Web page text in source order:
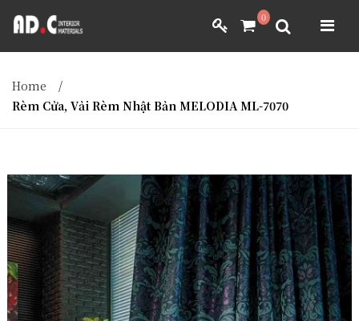
0
DÀNH CHO ĐẠI LÝ
YÊU CẦU BÁO GIÁ
ADC INTERIOR
GIẤY DÁN TƯỜNG NHẬT BẢN
DÀNH CHO ĐẠI LÝ
YÊU CẦU BÁO GIÁ
Home
/
Rèm Cửa, Vải Rèm Nhật Bản MELODIA ML-7070